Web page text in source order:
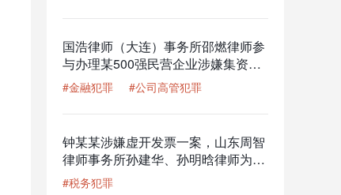
国浩律师（大连）事务所邵燃律师参
与办理某500强民营企业涉嫌集资诈
骗罪案
#金融犯罪 #公司高管犯罪
钟某某涉嫌虚开发票一案，山东周智
律师事务所孙建华、孙明晗律师为其
辩护，获撤回移送审查起诉的结果
#税务犯罪